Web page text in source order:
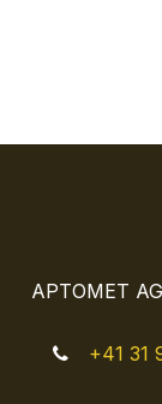
APTOMET
+41 31